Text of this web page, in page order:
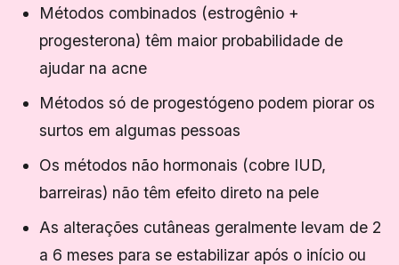
Métodos combinados (estrogênio +
progesterona) têm maior probabilidade de
ajudar na acne
Métodos só de progestógeno podem piorar os
surtos em algumas pessoas
Os métodos não hormonais (cobre IUD,
barreiras) não têm efeito direto na pele
As alterações cutâneas geralmente levam de 2
a 6 meses para se estabilizar após o início ou